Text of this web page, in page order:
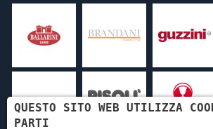
QUESTO SITO WEB UTILIZZA
PARTI